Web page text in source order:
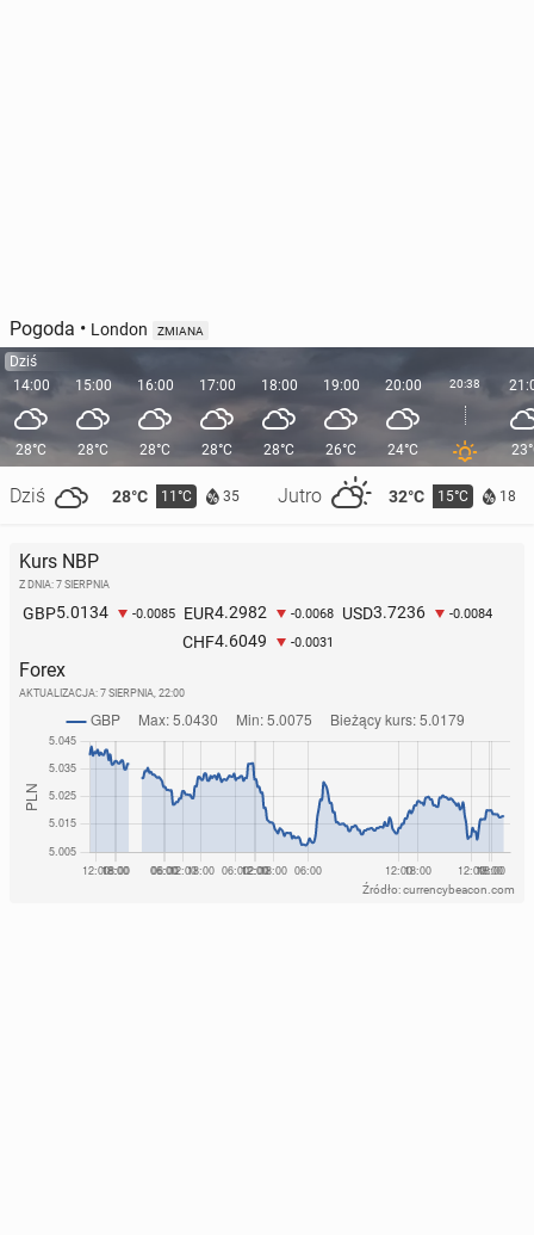
Pogoda • London ZMIANA
Dziś
14:00
28°C
Dziś 28°C 11°C 35 Jutro 32°C 15°C 18
15:00
28°C
16:00
28°C
17:00
28°C
18:00
28°C
19:00
26°C
20:00
24°C
20:38
Kurs NBP
Z DNIA: 7 SIERPNIA
GBP5.0134 -0.0085 EUR4.2982 -0.0068 USD3.7236 -0.0084
CHF4.6049 -0.0031
Forex
AKTUALIZACJA: 7 SIERPNIA, 22:00
Źródło: currencybeacon.com